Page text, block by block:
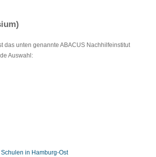
das unten genannte ABACUS Nachhilfeinstitut
Auswahl:
in Hamburg-Ost